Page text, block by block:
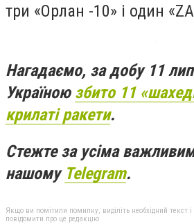
три «Орлан -10» і один
Нагадаємо, за добу 11
Україною збито 11
крилаті ракети.
Стежте за усіма
нашому Telegram.
Якщо ви помітили помилку, виділіть необхідний текст
повідомити про це редакцію